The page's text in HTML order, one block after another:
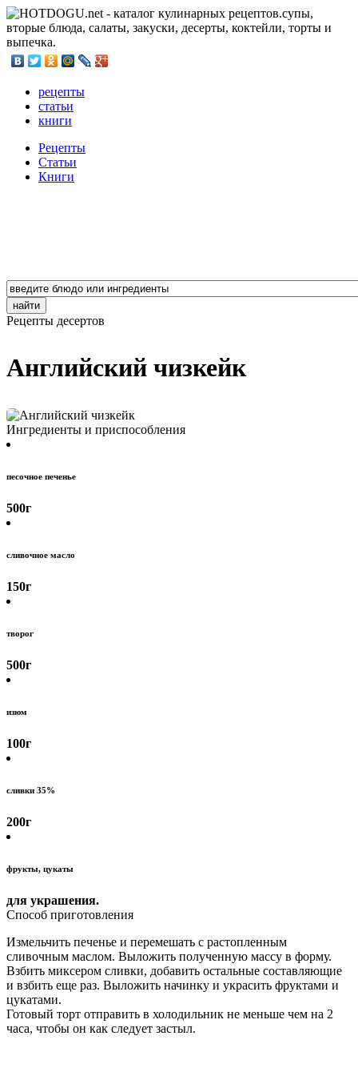
рецепты
статьи
книги
Рецепты
Статьи
Книги
Рецепты десертов
Английский чизкейк
Ингредиенты и приспособления
песочное печенье
500г
сливочное масло
150г
творог
500г
изюм
100г
сливки 35%
200г
фрукты, цукаты
для украшения.
Способ приготовления
Измельчить печенье и перемешать с растопленным
сливочным маслом. Выложить полученную массу в форму.
Взбить миксером сливки, добавить остальные составляющие
и взбить еще раз. Выложить начинку и украсить фруктами и
цукатами.
Готовый торт отправить в холодильник не меньше чем на 2
часа, чтобы он как следует застыл.